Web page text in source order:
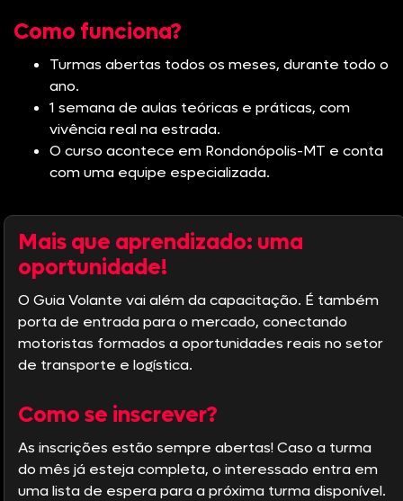
Como funciona?
Turmas abertas todos os meses, durante todo o
ano.
1 semana de aulas teóricas e práticas, com
vivência real na estrada.
O curso acontece em Rondonópolis-MT e conta
com uma equipe especializada.
Mais que aprendizado: uma
oportunidade!
O Guia Volante vai além da capacitação. É também
porta de entrada para o mercado, conectando
motoristas formados a oportunidades reais no setor
de transporte e logística.
Como se inscrever?
As inscrições estão sempre abertas! Caso a turma
do mês já esteja completa, o interessado entra em
uma lista de espera para a próxima turma disponível.